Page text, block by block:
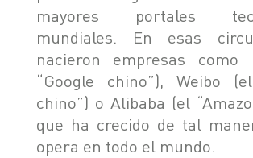
mayores portales
mundiales. En esas
nacieron empresas como
“Google chino”), Weibo
chino”) o Alibaba (el
que ha crecido de tal
opera en todo el mundo.